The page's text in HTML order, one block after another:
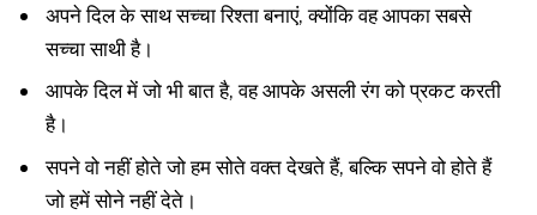
अपने दिल के साथ सच्चा रिश्ता बनाएं, क्योंकि वह आपका सबसे
सच्चा साथी है।
आपके दिल में जो भी बात है, वह आपके असली रंग को प्रकट करती
है।
सपने वो नहीं होते जो हम सोते वक्त देखते हैं, बल्कि सपने वो होते हैं
जो हमें सोने नहीं देते।